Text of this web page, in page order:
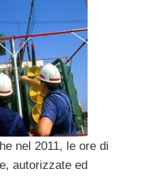
nel 2011, le ore di
autorizzate ed